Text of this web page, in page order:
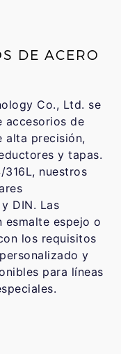
DE ACERO
Co., Ltd. se
accesorios de
alta precisión,
y tapas.
nuestros
DIN. Las
esmalte espejo o
los requisitos
y
para líneas